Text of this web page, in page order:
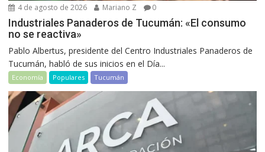
4 de agosto de 2026 Mariano Z 0
Industriales Panaderos de Tucumán: «El consumo
no se reactiva»
Pablo Albertus, presidente del Centro Industriales Panaderos de
Tucumán, habló de sus inicios en el Día...
Economía Populares Tucumán